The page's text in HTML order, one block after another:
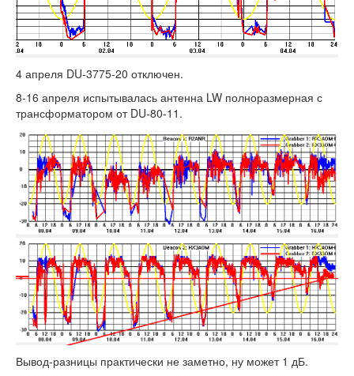
4 апреля DU-3775-20 отключен.
8-16 апреля испытывалась антенна LW полноразмерная с
трансформатором от DU-80-11.
Вывод-разницы практически не заметно, ну может 1 дБ.